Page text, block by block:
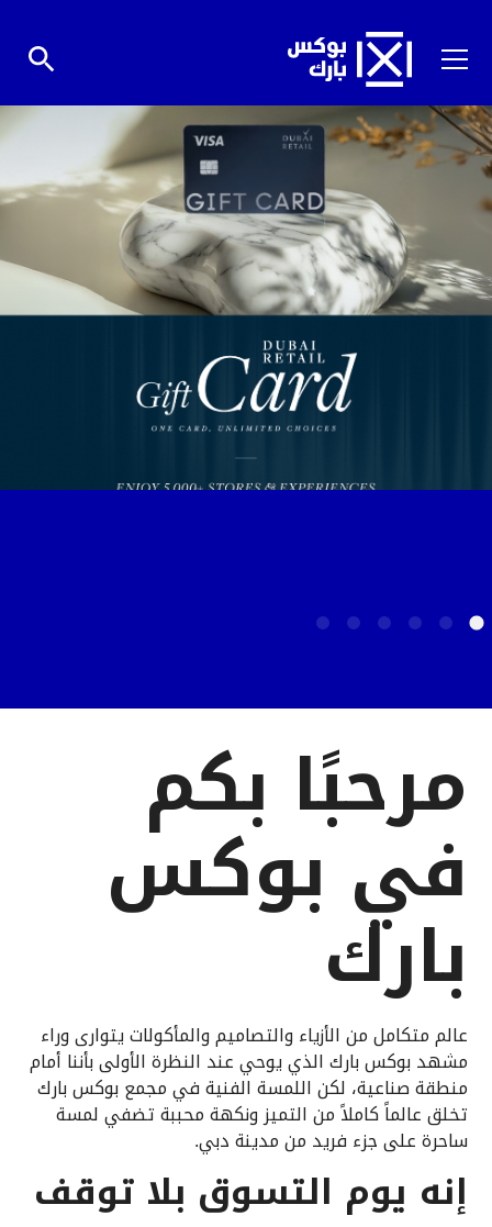
مرحبًا بكم
في بوكس
بارك
عالم متكامل من الأزياء والتصاميم والمأكولات يتوارى وراء
مشهد بوكس بارك الذي يوحي عند النظرة الأولى بأننا أمام
منطقة صناعية، لكن اللمسة الفنية في مجمع بوكس بارك
تخلق عالماً كاملاً من التميز ونكهة محببة تضفي لمسة
ساحرة على جزء فريد من مدينة دبي.
إنه يوم التسوق بلا توقف